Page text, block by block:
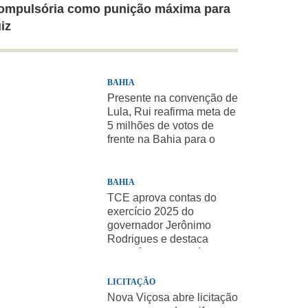
como punição máxima para
BAHIA
Presente na convenção de
Lula, Rui reafirma meta de
5 milhões de votos de
frente na Bahia para o
BAHIA
TCE aprova contas do
exercício 2025 do
governador Jerônimo
Rodrigues e destaca
LICITAÇÃO
Nova Viçosa abre licitação